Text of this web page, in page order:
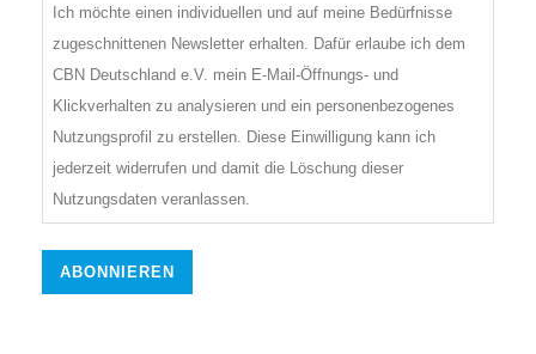
Ich möchte einen individuellen und auf meine Bedürfnisse
zugeschnittenen Newsletter erhalten. Dafür erlaube ich dem
CBN Deutschland e.V. mein E-Mail-Öffnungs- und
Klickverhalten zu analysieren und ein personenbezogenes
Nutzungsprofil zu erstellen. Diese Einwilligung kann ich
jederzeit widerrufen und damit die Löschung dieser
Nutzungsdaten veranlassen.